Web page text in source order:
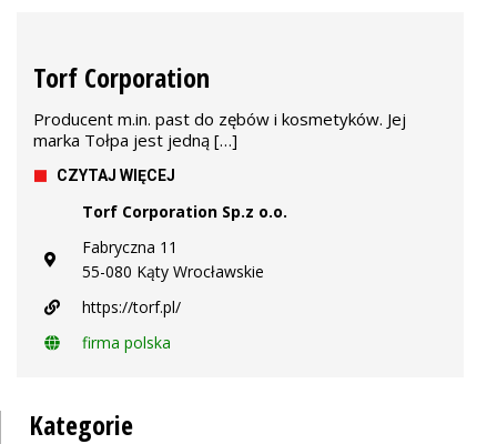
Torf Corporation
Producent m.in. past do zębów i kosmetyków. Jej
marka Tołpa jest jedną […]
CZYTAJ WIĘCEJ
Torf Corporation Sp.z o.o.
Fabryczna 11
55-080 Kąty Wrocławskie
https://torf.pl/
firma polska
Kategorie